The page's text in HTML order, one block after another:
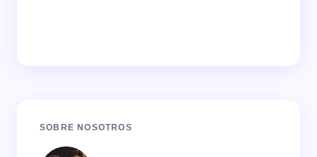
SOBRE NOSOTROS